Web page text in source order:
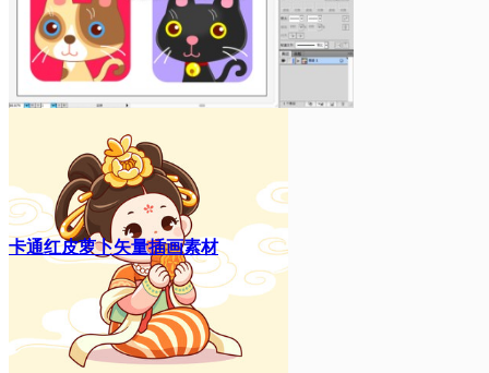
卡通红皮萝卜矢量插画素材